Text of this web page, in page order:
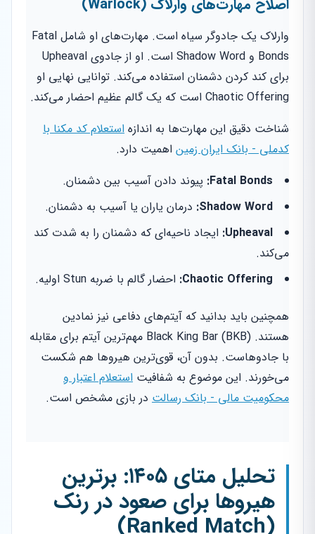
اصلاح مهارت‌های وارلاک (Warlock)
وارلاک یک جادوگر سیاه است. مهارت‌های او شامل Fatal
Bonds و Shadow Word است. او از جادوی Upheaval
برای کند کردن دشمنان استفاده می‌کند. توانایی نهایی او
Chaotic Offering است که یک گالم عظیم احضار می‌کند.
شناخت دقیق این مهارت‌ها به اندازه استعلام کد مکنا با
کدملی - بانک ایران زمین اهمیت دارد.
Fatal Bonds: پیوند دادن آسیب بین دشمنان.
Shadow Word: درمان یاران یا آسیب به دشمنان.
Upheaval: ایجاد ناحیه‌ای که دشمنان را به شدت کند
می‌کند.
Chaotic Offering: احضار گالم با ضربه Stun اولیه.
همچنین باید بدانید که آیتم‌های دفاعی نیز نمادین
هستند. Black King Bar (BKB) مهم‌ترین آیتم برای مقابله
با جادوهاست. بدون آن، قوی‌ترین هیروها هم شکست
می‌خورند. این موضوع به شفافیت استعلام اعتبار و
محکومیت مالی - بانک رسالت در بازی مشخص است.
تحلیل متای ۱۴۰۵: برترین
هیروها برای صعود در رنک
(Ranked Match)